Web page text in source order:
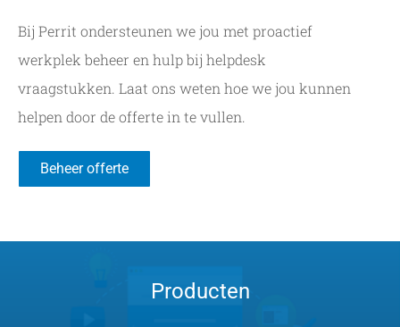
Bij Perrit ondersteunen we jou met proactief
werkplek beheer en hulp bij helpdesk
vraagstukken. Laat ons weten hoe we jou kunnen
helpen door de offerte in te vullen.
Beheer offerte
Producten